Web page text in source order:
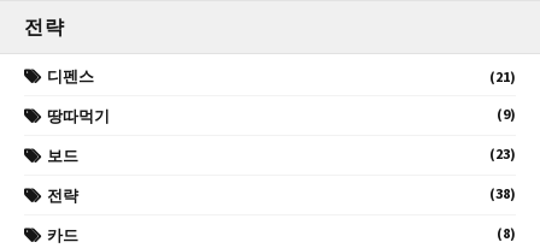
전략
디펜스 (21)
땅따먹기 (9)
보드 (23)
전략 (38)
카드 (8)